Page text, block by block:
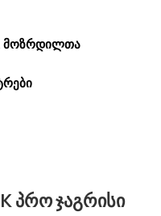
მოზრდილთა
პრო ჯაგრისი